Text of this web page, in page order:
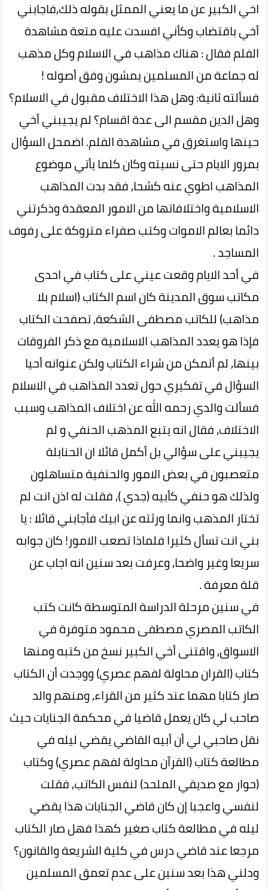
اخي الكبير عن ما يعني الممثل بقوله ذلك,فاجابني
أخي باقتضاب وكأني افسدت عليه متعة مشاهدة
الفلم فقال : هناك مذاهب في الاسلام وكل مذهب
له جماعة من المسلمين يمشون وفق أصوله !
فسألته ثانية: وهل هذا الاختلاف مقبول في الاسلام؟
وهل الدين مقسم الى عدة اقسام؟ لم يجيبني أخي
حينها واستغرق في مشاهدة الفلم. اضمحل السؤال
بمرور الايام حتى نسيته وكان كلما يأتي موضوع
المذاهب اطوي عنه كشحا, فقد بدت المذاهب
الاسلامية واختلافاتها من الامور المعقدة وذكرتني
دائما بعالم الاموات وكتب صفراء متروكة على رفوف
المساجد .
في أحد الايام وقعت عيني على كتاب في احدى
مكاتب سوق المدينة كان اسم الكتاب (اسلام بلا
مذاهب) للكاتب مصطفى الشكعة, تصفحت الكتاب
فإذا هو يعدد المذاهب الاسلامية مع ذكر الفروقات
بينها, لم أتمكن من شراء الكتاب ولكن عنوانه أحيا
السؤال في تفكيري حول تعدد المذاهب في الاسلام
فسألت والدي رحمه الله عن اختلاف المذاهب وسبب
الاختلاف, فقال انه يتبع المذهب الحنفي و لم
يجيبني على سؤالي بل أكمل قائلا ان الحنابلة
متعصبون في بعض الامور والحنفية متساهلون
ولذلك هو حنفي كأبيه (جدي ), فقلت له اذن انت لم
تختار المذهب وانما ورثته عن ابيك فأجابني قائلا : يا
بني انت تسأل كثيرا فلماذا تصعب الامور! كان جوابه
سريعا وغير واضحا, وعرفت بعد سنين انه اجاب عن
قلة معرفة .
في سنين مرحلة الدراسة المتوسطة كانت كتب
الكاتب المصري مصطفى محمود متوفرة في
الاسواق, واقتنى أخي الكبير نسخ من كتبه ومنها
كتاب (القران محاولة لفهم عصري) ووجدت أن الكتاب
صار كتابا مهما عند كثير من القراء, ومنهم والد
صاحب لي كان يعمل قاضيا في محكمة الجنايات حيث
نقل صاحبي لي أن أبيه القاضي يقضي ليله في
مطالعة كتاب (القرآن محاولة لفهم عصري) وكتاب
(حوار مع صديقي الملحد) لنفس الكاتب, فقلت
لنفسي واعجبا إن كان قاضي الجنايات هذا يقضي
ليله في مطالعة كتاب صغير كهذا فهل صار الكتاب
مرجعا عند قاضي درس في كلية الشريعة والقانون؟
ودلني هذا بعد سنين على عدم تعمق المسلمين